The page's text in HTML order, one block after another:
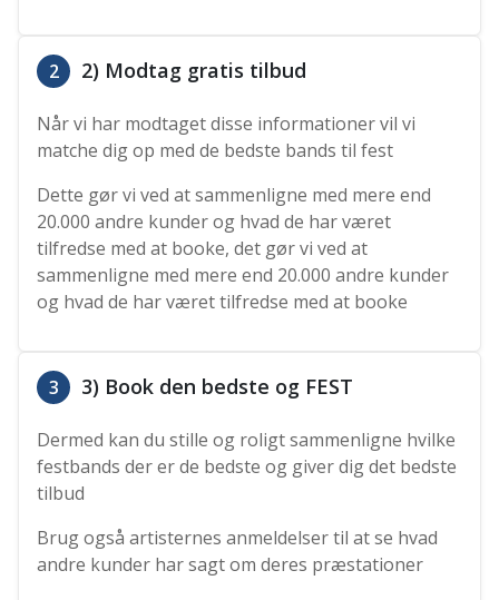
2 2) Modtag gratis tilbud
Når vi har modtaget disse informationer vil vi
matche dig op med de bedste bands til fest
Dette gør vi ved at sammenligne med mere end
20.000 andre kunder og hvad de har været
tilfredse med at booke, det gør vi ved at
sammenligne med mere end 20.000 andre kunder
og hvad de har været tilfredse med at booke
3 3) Book den bedste og FEST
Dermed kan du stille og roligt sammenligne hvilke
festbands der er de bedste og giver dig det bedste
tilbud
Brug også artisternes anmeldelser til at se hvad
andre kunder har sagt om deres præstationer